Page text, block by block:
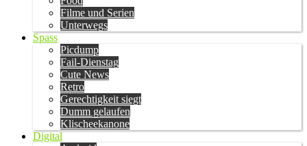
Filme und Serien
Unterwegs
Spass
Picdump
Fail-Dienstag
Cute News
Retro
Gerechtigkeit siegt
Dumm gelaufen
Klischeekanone
Digital